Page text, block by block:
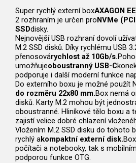
Super rychlý externí boxAXAGON
2 rozhraním je určen pro NVMe
SSDdisky.
Nejnovější USB rozhraní dovolí
M.2 SSD disků. Díky rychlému USB
přenosovárychlost až 10Gb/s.
umožňujeoboustranný USB-C
podporuje i další moderní funkce
Do externího boxu je možné použít
do rozměru 22x80 mm.Box nemá
disků. Karty M.2 mohou být
oboustranné. Hliníkové tělo boxu a
zajistí velice dobré chlazení
Vložením M.2 SSD disku do tohoto
rychlý akompaktní externí disk.
počítači a notebooky, tak s
podporou funkce OTG.